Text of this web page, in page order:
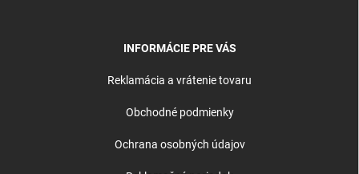
INFORMÁCIE PRE VÁS
Reklamácia a vrátenie tovaru
Obchodné podmienky
Ochrana osobných údajov